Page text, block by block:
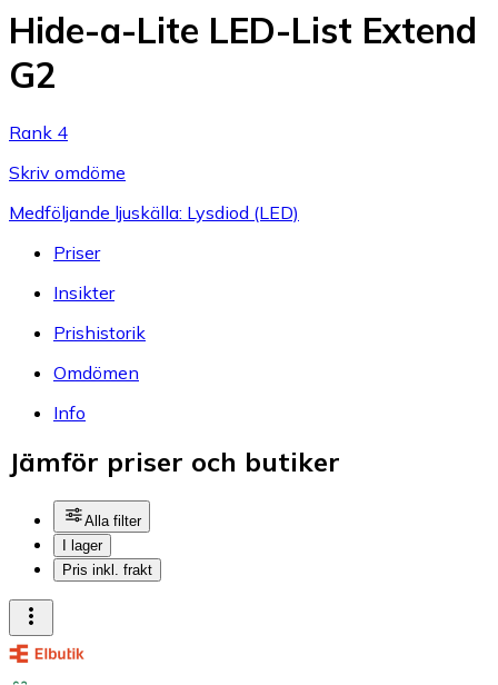
Hide-a-Lite LED-List Extend
G2
Rank 4
Skriv omdöme
Medföljande ljuskälla: Lysdiod (LED)
Priser
Insikter
Prishistorik
Omdömen
Info
Jämför priser och butiker
Alla filter
I lager
Pris inkl. frakt